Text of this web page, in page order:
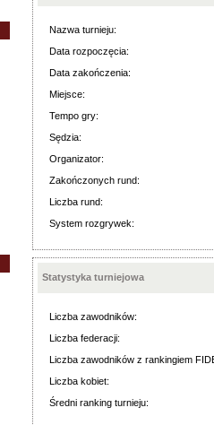
Nazwa turnieju:
Data rozpoczęcia:
Data zakończenia:
Miejsce:
Tempo gry:
Sędzia:
Organizator:
Zakończonych rund:
Liczba rund:
System rozgrywek:
Statystyka turniejowa
Liczba zawodników:
Liczba federacji:
Liczba zawodników z rankingiem
Liczba kobiet:
Średni ranking turnieju: